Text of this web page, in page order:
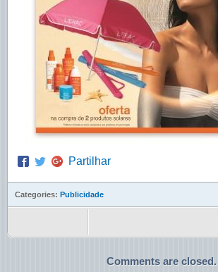
Partilhar
Categories: Publicidade
Comments are closed.